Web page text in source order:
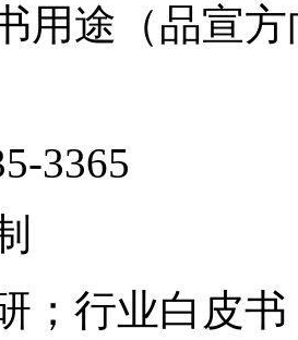
用途（品宣
3365
；行业白皮